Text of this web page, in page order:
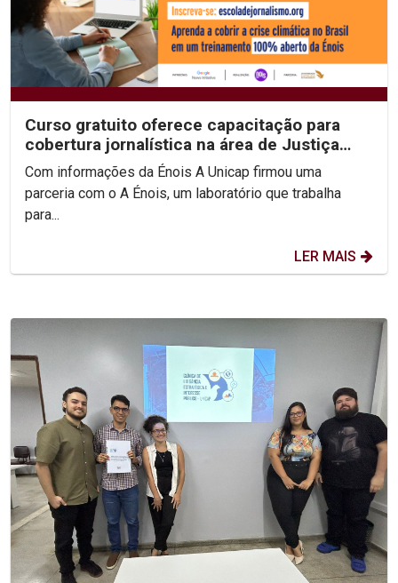
Curso gratuito oferece capacitação para
cobertura jornalística na área de Justiça
Climática
Com informações da Énois A Unicap firmou uma
parceria com o A Énois, um laboratório que trabalha
para...
LER MAIS